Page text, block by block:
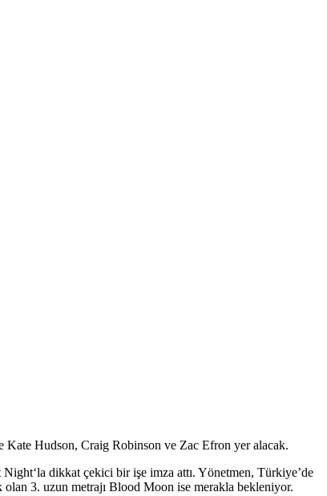
Kate Hudson, Craig Robinson ve Zac Efron yer alacak.
Night‘la dikkat çekici bir işe imza attı. Yönetmen, Türkiye’de
3. uzun metrajı Blood Moon ise merakla bekleniyor.